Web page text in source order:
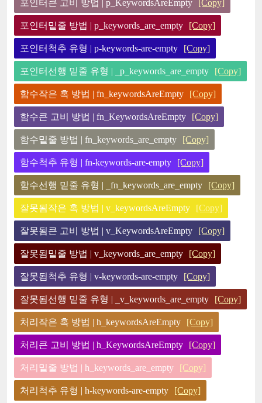
포인터큰 고비 방법 | p_KeywordsAreEmpty [Copy]
포인터밑줄 방법 | p_keywords_are_empty [Copy]
포인터척추 유형 | p-keywords-are-empty [Copy]
포인터선행 밑줄 유형 | _p_keywords_are_empty [Copy]
함수작은 혹 방법 | fn_keywordsAreEmpty [Copy]
함수큰 고비 방법 | fn_KeywordsAreEmpty [Copy]
함수밑줄 방법 | fn_keywords_are_empty [Copy]
함수척추 유형 | fn-keywords-are-empty [Copy]
함수선행 밑줄 유형 | _fn_keywords_are_empty [Copy]
잘못됨작은 혹 방법 | v_keywordsAreEmpty [Copy]
잘못됨큰 고비 방법 | v_KeywordsAreEmpty [Copy]
잘못됨밑줄 방법 | v_keywords_are_empty [Copy]
잘못됨척추 유형 | v-keywords-are-empty [Copy]
잘못됨선행 밑줄 유형 | _v_keywords_are_empty [Copy]
처리작은 혹 방법 | h_keywordsAreEmpty [Copy]
처리큰 고비 방법 | h_KeywordsAreEmpty [Copy]
처리밑줄 방법 | h_keywords_are_empty [Copy]
처리척추 유형 | h-keywords-are-empty [Copy]